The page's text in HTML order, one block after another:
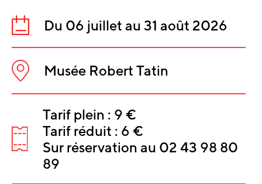
SUR
Date
:
Du 06 juillet au 31 août 2026
Lieu
:
Musée Robert Tatin
Tarifs
Tarif plein : 9 €
Tarif réduit : 6 €
Sur réservation au 02 43 98 80
89